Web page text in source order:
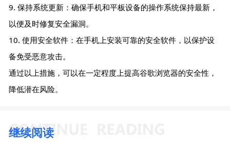
9. 保持系统更新：确保手机和平板设备的操作系统保持最新，
以便及时修复安全漏洞。
10. 使用安全软件：在手机上安装可靠的安全软件，以保护设
备免受恶意攻击。
通过以上措施，可以在一定程度上提高谷歌浏览器的安全性，
降低潜在风险。
继续阅读